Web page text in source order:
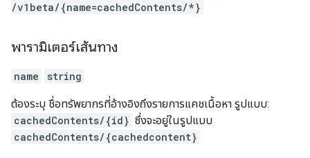
/v1beta/{name=cachedContents/*}
พารามิเตอร์เส้นทาง
name string
ต้องระบุ ชื่อทรัพยากรที่อ้างอิงถึงรายการแคชเนื้อหา รูปแบบ:
cachedContents/{id} ซึ่งจะอยู่ในรูปแบบ
cachedContents/{cachedcontent}